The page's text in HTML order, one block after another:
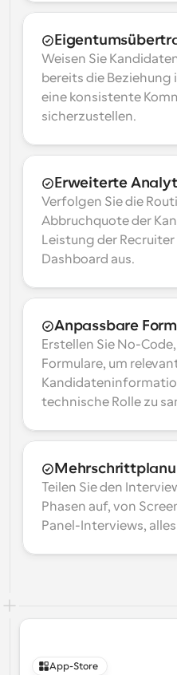
Weisen Sie
bereits die Beziehung
eine konsistente
sicherzustellen.
Erweiterte
Verfolgen Sie die
Abbruchquote der
Leistung der
Dashboard aus.
Anpassbare
Erstellen Sie No-
Formulare, um
technische Rolle zu
Teilen Sie den
Phasen auf, von
Panel-Interviews,
App-Store